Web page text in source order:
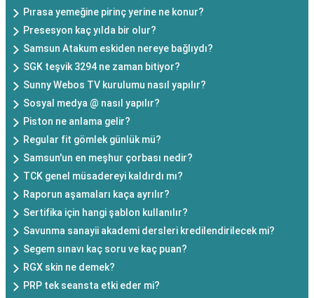
Pırasa yemeğine pirinç yerine ne konur?
Presesyon kaç yılda bir olur?
Samsun Atakum eskiden nereye bağlıydı?
SGK teşvik 3294 ne zaman bitiyor?
Sunny Webos TV kurulumu nasıl yapılır?
Sosyal medya @ nasıl yapılır?
Piston ne anlama gelir?
Regular fit gömlek günlük mü?
Samsun'un en meşhur çorbası nedir?
TCK genel müsadereyi kaldırdı mı?
Raporun aşamaları kaça ayrılır?
Sertifika için hangi şablon kullanılır?
Savunma sanayii akademi dersleri kredilendirilecek mi?
Segem sınavı kaç soru ve kaç puan?
RGX skin ne demek?
PRP tek seansta etki eder mi?